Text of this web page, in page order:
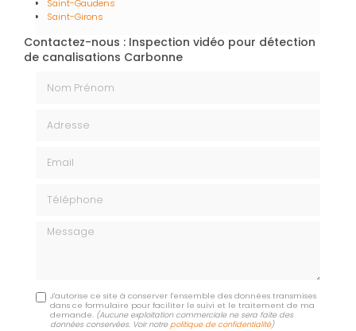
Saint-Gaudens
Saint-Girons
Contactez-nous : Inspection vidéo pour détection
de canalisations Carbonne
Message
J'autorise ce site à conserver l'ensemble des données transmises
dans ce formulaire pour faciliter le suivi et le traitement de ma
demande. (Aucune exploitation commerciale ne sera faite des
données conservées. Voir notrepolitique de confidentialité)